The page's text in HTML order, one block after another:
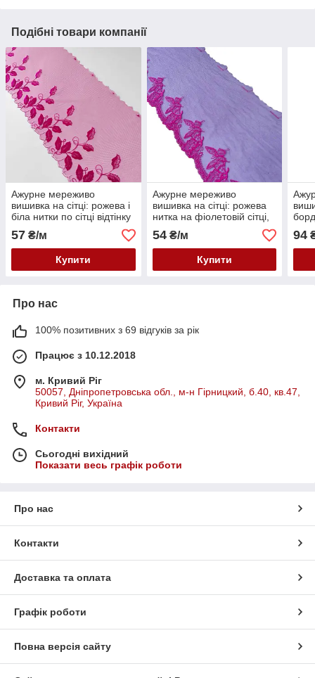
Подібні товари компанії
Ажурне мереживо
вишивка на сітці: рожева і
біла нитки по сітці відтінку
фуксії, ширина 22 см
57 ₴/м
Купити
Ажурне мереживо
вишивка на сітці: рожева
нитка на фіолетовій сітці,
ширина 20 см
54₴/м
Купити
94
Про нас
100% позитивних з 69 відгуків за рік
Працює з 10.12.2018
м. Кривий Ріг
50057, Дніпропетровська обл., м-н Гірницкий, б.40, кв.47,
Кривий Ріг, Україна
Контакти
Сьогодні вихідний
Показати весь графік роботи
Про нас
Контакти
Доставка та оплата
Графік роботи
Повна версія сайту